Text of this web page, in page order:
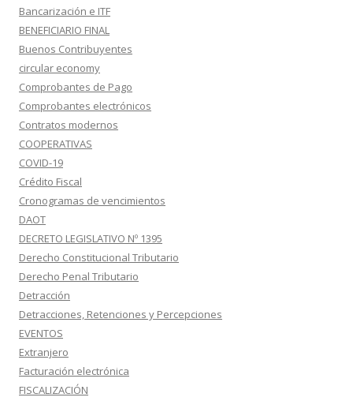
Bancarización e ITF
BENEFICIARIO FINAL
Buenos Contribuyentes
circular economy
Comprobantes de Pago
Comprobantes electrónicos
Contratos modernos
COOPERATIVAS
COVID-19
Crédito Fiscal
Cronogramas de vencimientos
DAOT
DECRETO LEGISLATIVO Nº 1395
Derecho Constitucional Tributario
Derecho Penal Tributario
Detracción
Detracciones, Retenciones y Percepciones
EVENTOS
Extranjero
Facturación electrónica
FISCALIZACIÓN